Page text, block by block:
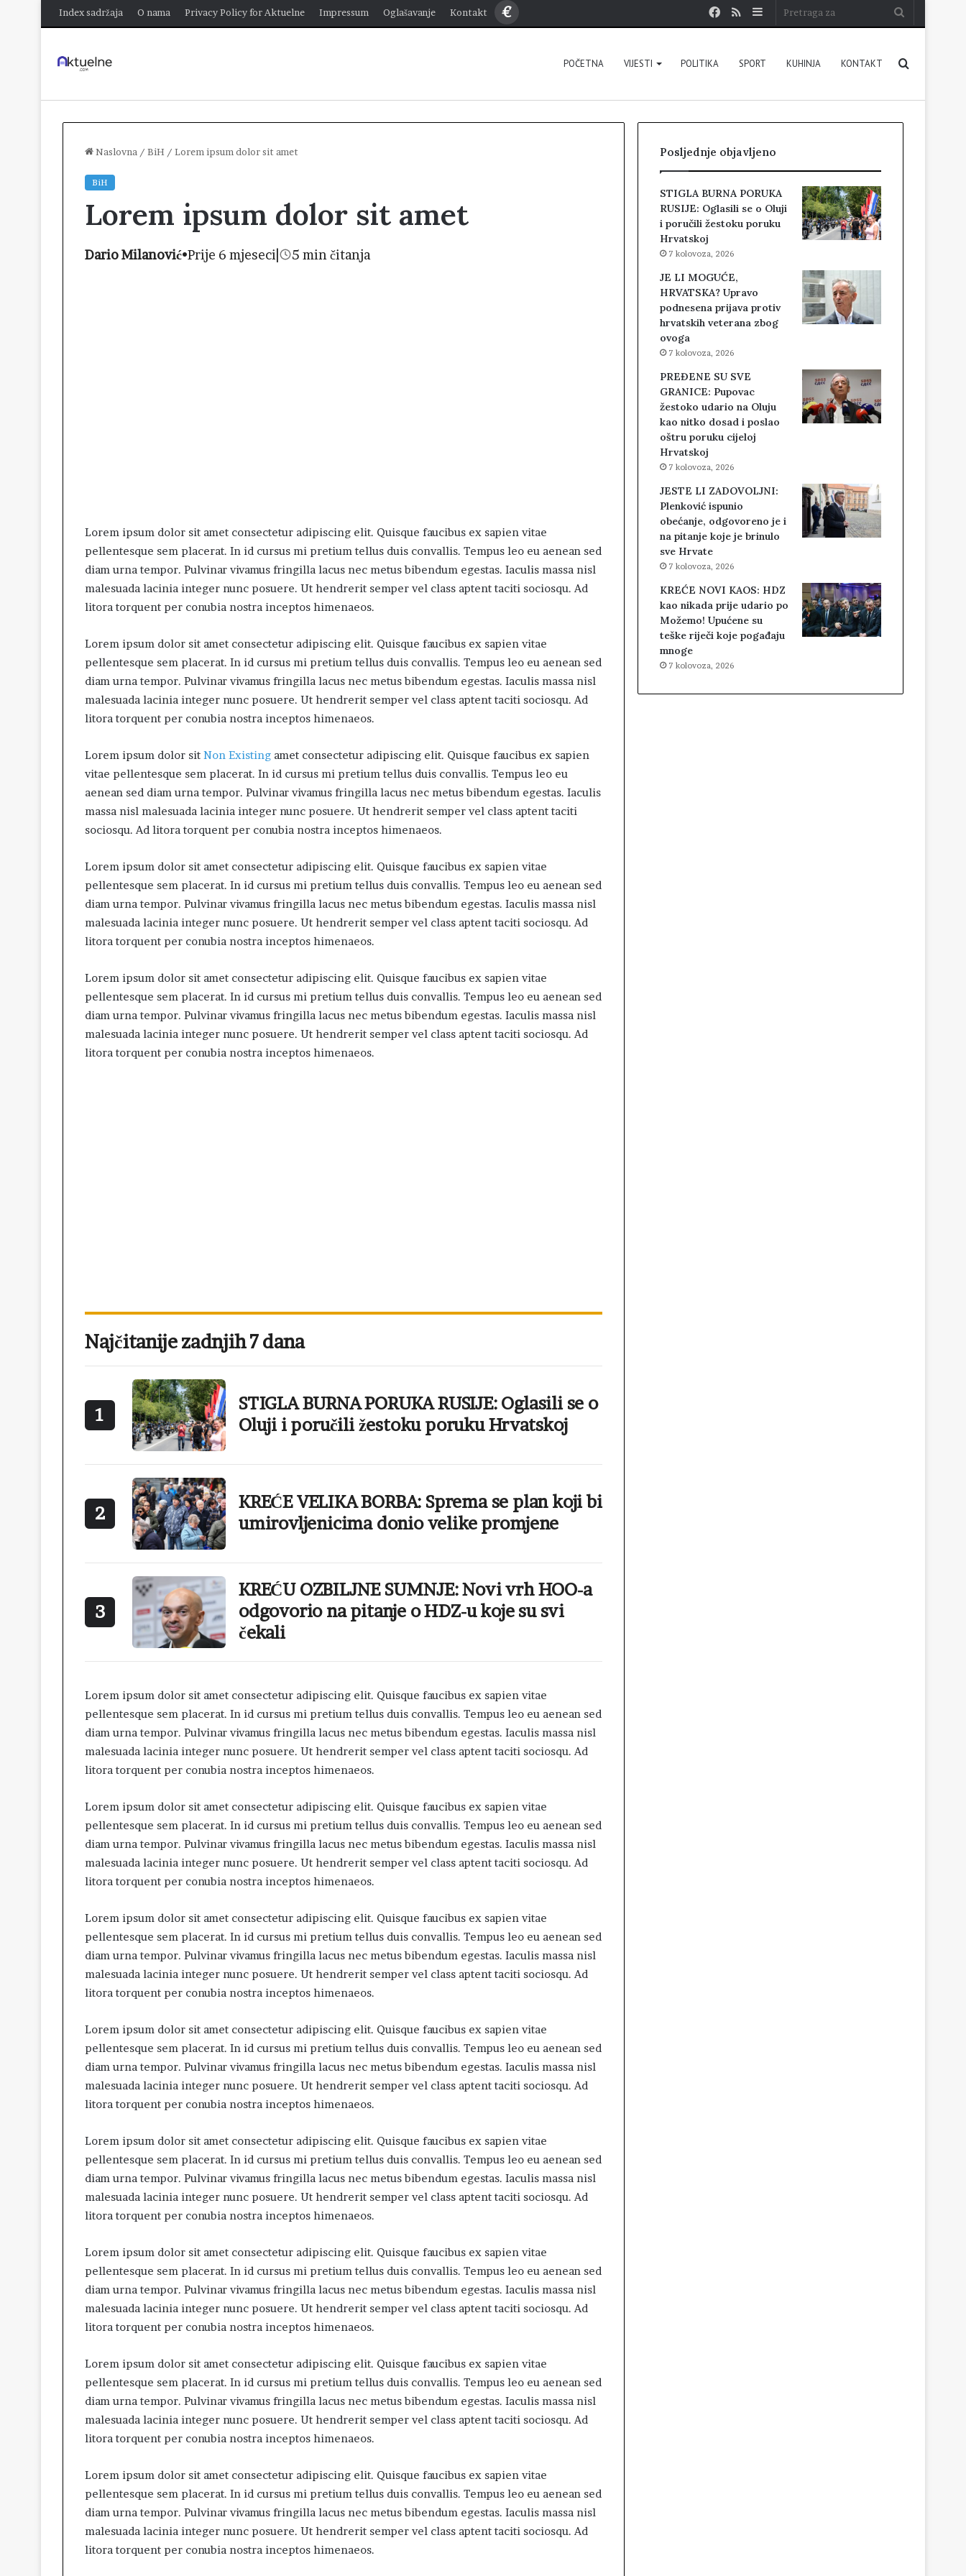
Index sadržaja O nama Privacy Policy for Aktuelne Impressum Oglašavanje Kontakt € Sidebar
RSS
Facebook
POČETNA VIJESTI POLITIKA SPORT KUHINJA KONTAKT Pretraga
Naslovna / BiH / Lorem ipsum dolor sit amet
BiH
Lorem ipsum dolor sit amet
Dario Milanović•Prije 6 mjeseci 5 min čitanja
Lorem ipsum dolor sit amet consectetur adipiscing elit. Quisque faucibus ex sapien vitae
pellentesque sem placerat. In id cursus mi pretium tellus duis convallis. Tempus leo eu aenean sed
diam urna tempor. Pulvinar vivamus fringilla lacus nec metus bibendum egestas. Iaculis massa nisl
malesuada lacinia integer nunc posuere. Ut hendrerit semper vel class aptent taciti sociosqu. Ad
litora torquent per conubia nostra inceptos himenaeos.
Lorem ipsum dolor sit amet consectetur adipiscing elit. Quisque faucibus ex sapien vitae
pellentesque sem placerat. In id cursus mi pretium tellus duis convallis. Tempus leo eu aenean sed
diam urna tempor. Pulvinar vivamus fringilla lacus nec metus bibendum egestas. Iaculis massa nisl
malesuada lacinia integer nunc posuere. Ut hendrerit semper vel class aptent taciti sociosqu. Ad
litora torquent per conubia nostra inceptos himenaeos.
Lorem ipsum dolor sit Non Existing amet consectetur adipiscing elit. Quisque faucibus ex sapien
vitae pellentesque sem placerat. In id cursus mi pretium tellus duis convallis. Tempus leo eu
aenean sed diam urna tempor. Pulvinar vivamus fringilla lacus nec metus bibendum egestas. Iaculis
massa nisl malesuada lacinia integer nunc posuere. Ut hendrerit semper vel class aptent taciti
sociosqu. Ad litora torquent per conubia nostra inceptos himenaeos.
Lorem ipsum dolor sit amet consectetur adipiscing elit. Quisque faucibus ex sapien vitae
pellentesque sem placerat. In id cursus mi pretium tellus duis convallis. Tempus leo eu aenean sed
diam urna tempor. Pulvinar vivamus fringilla lacus nec metus bibendum egestas. Iaculis massa nisl
malesuada lacinia integer nunc posuere. Ut hendrerit semper vel class aptent taciti sociosqu. Ad
litora torquent per conubia nostra inceptos himenaeos.
Lorem ipsum dolor sit amet consectetur adipiscing elit. Quisque faucibus ex sapien vitae
pellentesque sem placerat. In id cursus mi pretium tellus duis convallis. Tempus leo eu aenean sed
diam urna tempor. Pulvinar vivamus fringilla lacus nec metus bibendum egestas. Iaculis massa nisl
malesuada lacinia integer nunc posuere. Ut hendrerit semper vel class aptent taciti sociosqu. Ad
litora torquent per conubia nostra inceptos himenaeos.
Najčitanije zadnjih 7 dana
1
STIGLA BURNA PORUKA RUSIJE: Oglasili se o
Oluji i poručili žestoku poruku Hrvatskoj
2
KREĆE VELIKA BORBA: Sprema se plan koji bi
umirovljenicima donio velike promjene
3
KREĆU OZBILJNE SUMNJE: Novi vrh HOO-a
odgovorio na pitanje o HDZ-u koje su svi
čekali
Lorem ipsum dolor sit amet consectetur adipiscing elit. Quisque faucibus ex sapien vitae
pellentesque sem placerat. In id cursus mi pretium tellus duis convallis. Tempus leo eu aenean sed
diam urna tempor. Pulvinar vivamus fringilla lacus nec metus bibendum egestas. Iaculis massa nisl
malesuada lacinia integer nunc posuere. Ut hendrerit semper vel class aptent taciti sociosqu. Ad
litora torquent per conubia nostra inceptos himenaeos.
Lorem ipsum dolor sit amet consectetur adipiscing elit. Quisque faucibus ex sapien vitae
pellentesque sem placerat. In id cursus mi pretium tellus duis convallis. Tempus leo eu aenean sed
diam urna tempor. Pulvinar vivamus fringilla lacus nec metus bibendum egestas. Iaculis massa nisl
malesuada lacinia integer nunc posuere. Ut hendrerit semper vel class aptent taciti sociosqu. Ad
litora torquent per conubia nostra inceptos himenaeos.
Lorem ipsum dolor sit amet consectetur adipiscing elit. Quisque faucibus ex sapien vitae
pellentesque sem placerat. In id cursus mi pretium tellus duis convallis. Tempus leo eu aenean sed
diam urna tempor. Pulvinar vivamus fringilla lacus nec metus bibendum egestas. Iaculis massa nisl
malesuada lacinia integer nunc posuere. Ut hendrerit semper vel class aptent taciti sociosqu. Ad
litora torquent per conubia nostra inceptos himenaeos.
Lorem ipsum dolor sit amet consectetur adipiscing elit. Quisque faucibus ex sapien vitae
pellentesque sem placerat. In id cursus mi pretium tellus duis convallis. Tempus leo eu aenean sed
diam urna tempor. Pulvinar vivamus fringilla lacus nec metus bibendum egestas. Iaculis massa nisl
malesuada lacinia integer nunc posuere. Ut hendrerit semper vel class aptent taciti sociosqu. Ad
litora torquent per conubia nostra inceptos himenaeos.
Lorem ipsum dolor sit amet consectetur adipiscing elit. Quisque faucibus ex sapien vitae
pellentesque sem placerat. In id cursus mi pretium tellus duis convallis. Tempus leo eu aenean sed
diam urna tempor. Pulvinar vivamus fringilla lacus nec metus bibendum egestas. Iaculis massa nisl
malesuada lacinia integer nunc posuere. Ut hendrerit semper vel class aptent taciti sociosqu. Ad
litora torquent per conubia nostra inceptos himenaeos.
Lorem ipsum dolor sit amet consectetur adipiscing elit. Quisque faucibus ex sapien vitae
pellentesque sem placerat. In id cursus mi pretium tellus duis convallis. Tempus leo eu aenean sed
diam urna tempor. Pulvinar vivamus fringilla lacus nec metus bibendum egestas. Iaculis massa nisl
malesuada lacinia integer nunc posuere. Ut hendrerit semper vel class aptent taciti sociosqu. Ad
litora torquent per conubia nostra inceptos himenaeos.
Lorem ipsum dolor sit amet consectetur adipiscing elit. Quisque faucibus ex sapien vitae
pellentesque sem placerat. In id cursus mi pretium tellus duis convallis. Tempus leo eu aenean sed
diam urna tempor. Pulvinar vivamus fringilla lacus nec metus bibendum egestas. Iaculis massa nisl
malesuada lacinia integer nunc posuere. Ut hendrerit semper vel class aptent taciti sociosqu. Ad
litora torquent per conubia nostra inceptos himenaeos.
Lorem ipsum dolor sit amet consectetur adipiscing elit. Quisque faucibus ex sapien vitae
pellentesque sem placerat. In id cursus mi pretium tellus duis convallis. Tempus leo eu aenean sed
diam urna tempor. Pulvinar vivamus fringilla lacus nec metus bibendum egestas. Iaculis massa nisl
malesuada lacinia integer nunc posuere. Ut hendrerit semper vel class aptent taciti sociosqu. Ad
litora torquent per conubia nostra inceptos himenaeos.
Posljednje objavljeno
STIGLA BURNA PORUKA
RUSIJE: Oglasili se o Oluji
i poručili žestoku poruku
Hrvatskoj
7 kolovoza, 2026
JE LI MOGUĆE,
HRVATSKA? Upravo
podnesena prijava protiv
hrvatskih veterana zbog
ovoga
7 kolovoza, 2026
PREĐENE SU SVE
GRANICE: Pupovac
žestoko udario na Oluju
kao nitko dosad i poslao
oštru poruku cijeloj
Hrvatskoj
7 kolovoza, 2026
JESTE LI ZADOVOLJNI:
Plenković ispunio
obećanje, odgovoreno je i
na pitanje koje je brinulo
sve Hrvate
7 kolovoza, 2026
KREĆE NOVI KAOS: HDZ
kao nikada prije udario po
Možemo! Upućene su
teške riječi koje pogađaju
mnoge
7 kolovoza, 2026